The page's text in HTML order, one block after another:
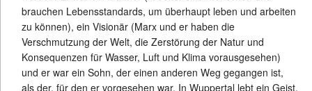
brauchen Lebensstandards, um überhaupt leben und arbeiten
zu können), ein Visionär (Marx und er haben die
Verschmutzung der Welt, die Zerstörung der Natur und
Konsequenzen für Wasser, Luft und Klima vorausgesehen)
und er war ein Sohn, der einen anderen Weg gegangen ist,
als der, für den er vorgesehen war. In Wuppertal lebt ein Geist.